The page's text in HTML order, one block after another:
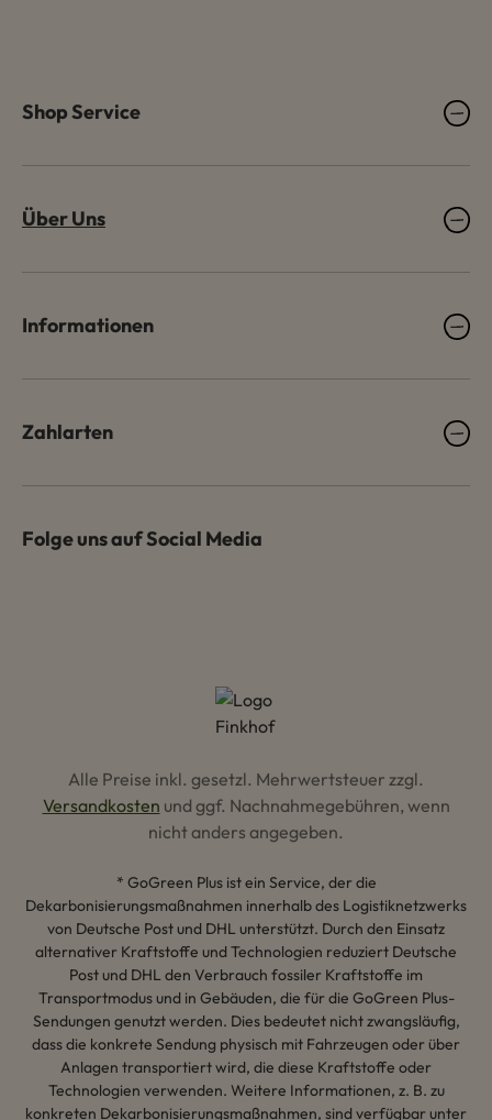
Shop Service
Über Uns
Informationen
Zahlarten
Folge uns auf Social Media
Alle Preise inkl. gesetzl. Mehrwertsteuer zzgl.
Versandkosten und ggf. Nachnahmegebühren, wenn
nicht anders angegeben.
* GoGreen Plus ist ein Service, der die
Dekarbonisierungsmaßnahmen innerhalb des Logistiknetzwerks
von Deutsche Post und DHL unterstützt. Durch den Einsatz
alternativer Kraftstoffe und Technologien reduziert Deutsche
Post und DHL den Verbrauch fossiler Kraftstoffe im
Transportmodus und in Gebäuden, die für die GoGreen Plus-
Sendungen genutzt werden. Dies bedeutet nicht zwangsläufig,
dass die konkrete Sendung physisch mit Fahrzeugen oder über
Anlagen transportiert wird, die diese Kraftstoffe oder
Technologien verwenden. Weitere Informationen, z. B. zu
konkreten Dekarbonisierungsmaßnahmen, sind verfügbar unter